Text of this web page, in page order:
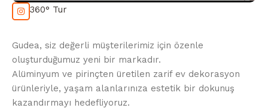
360° Tur
Gudea, siz değerli müşterilerimiz için özenle
oluşturduğumuz yeni bir markadır.
Alüminyum ve pirinçten üretilen zarif ev dekorasyon
ürünleriyle, yaşam alanlarınıza estetik bir dokunuş
kazandırmayı hedefliyoruz.